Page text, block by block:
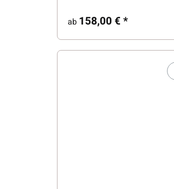
ab 158,00 €*